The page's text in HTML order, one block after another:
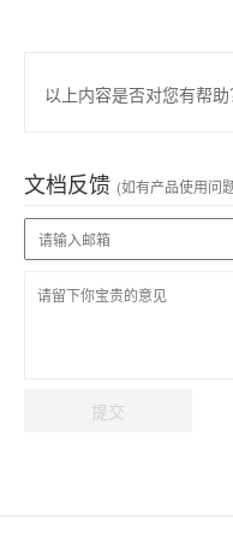
以上内容是否对您有帮助
文档反馈 (如有产品使用问
提交